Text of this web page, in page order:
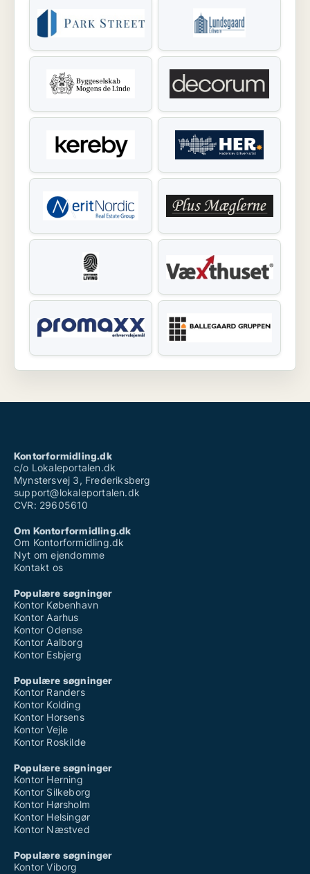
Kontorformidling.dk
c/o Lokaleportalen.dk
Mynstersvej 3, Frederiksberg
support@lokaleportalen.dk
CVR: 29605610
Om Kontorformidling.dk
Om Kontorformidling.dk
Nyt om ejendomme
Kontakt os
Populære søgninger
Kontor København
Kontor Aarhus
Kontor Odense
Kontor Aalborg
Kontor Esbjerg
Populære søgninger
Kontor Randers
Kontor Kolding
Kontor Horsens
Kontor Vejle
Kontor Roskilde
Populære søgninger
Kontor Herning
Kontor Silkeborg
Kontor Hørsholm
Kontor Helsingør
Kontor Næstved
Populære søgninger
Kontor Viborg